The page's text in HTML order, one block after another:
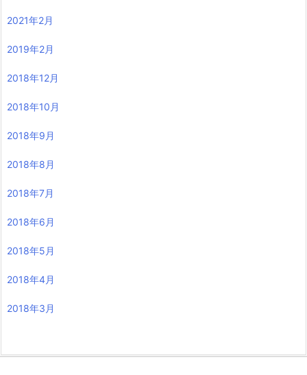
2021年2月
2019年2月
2018年12月
2018年10月
2018年9月
2018年8月
2018年7月
2018年6月
2018年5月
2018年4月
2018年3月